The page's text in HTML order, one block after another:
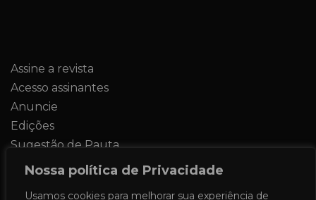
Nossa política de Privacidade
Usamos cookies para melhorar sua experiência de
Assine a revista
Acesso assinantes
Anuncie
Edições
Sugestão de Pauta
Contato